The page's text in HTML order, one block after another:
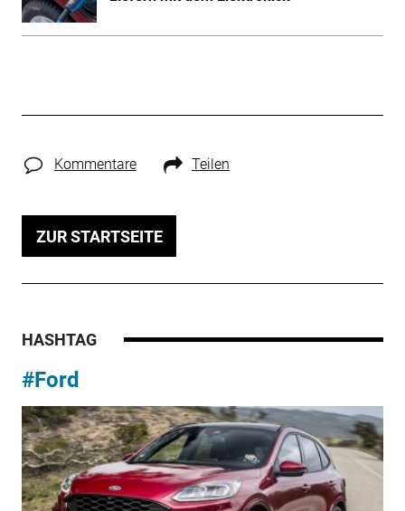
Kommentare Teilen
ZUR STARTSEITE
HASHTAG
#Ford